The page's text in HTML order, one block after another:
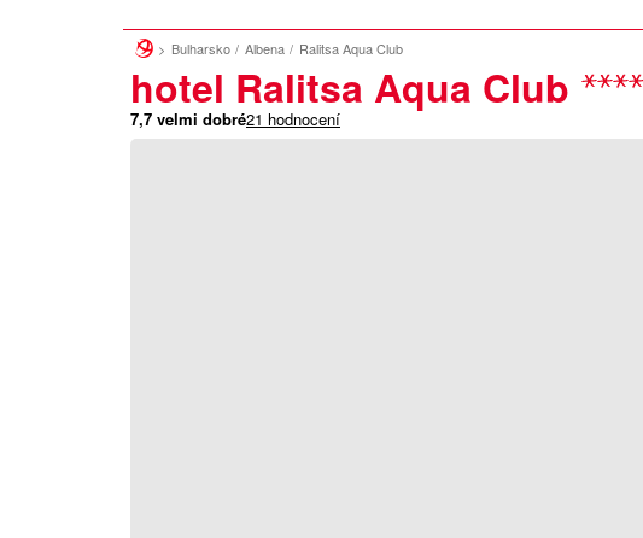
Bulharsko Albena Ralitsa Aqua Club
hotel Ralitsa Aqua Club
7,7 velmi dobré21 hodnocení